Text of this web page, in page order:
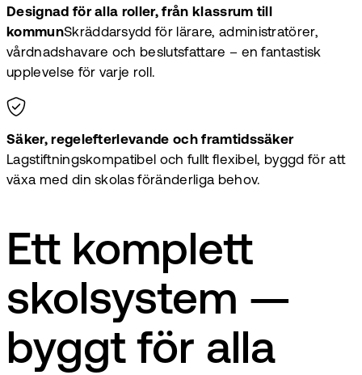
Designad för alla roller, från klassrum till
kommunSkräddarsydd för lärare, administratörer,
vårdnadshavare och beslutsfattare – en fantastisk
upplevelse för varje roll.
Säker, regelefterlevande och framtidssäker
Lagstiftningskompatibel och fullt flexibel, byggd för att
växa med din skolas föränderliga behov.
Ett komplett
skolsystem —
byggt för alla